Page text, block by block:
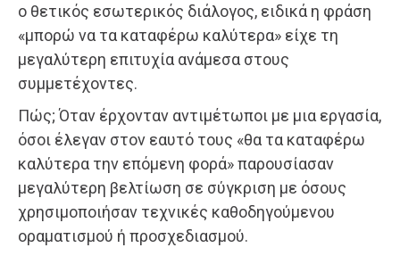
ο θετικός εσωτερικός διάλογος, ειδικά η φράση
«μπορώ να τα καταφέρω καλύτερα» είχε τη
μεγαλύτερη επιτυχία ανάμεσα στους
συμμετέχοντες.
Πώς; Όταν έρχονταν αντιμέτωποι με μια εργασία,
όσοι έλεγαν στον εαυτό τους «θα τα καταφέρω
καλύτερα την επόμενη φορά» παρουσίασαν
μεγαλύτερη βελτίωση σε σύγκριση με όσους
χρησιμοποιήσαν τεχνικές καθοδηγούμενου
οραματισμού ή προσχεδιασμού.